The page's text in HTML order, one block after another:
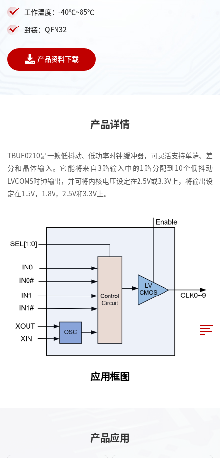
工作温度：-40℃~85℃
封装：QFN32
产品资料下载
产品详情
TBUF0210是一款低抖动、低功率时钟缓冲器，可灵活支持单端、差
分和晶体输入。它能将来自3路输入中的1路分配到10个低抖动
LVCOMS时钟输出，并可将内核电压设定在2.5V或3.3V上，将输出设
定在1.5V，1.8V，2.5V和3.3V上。
应用框图
产品应用